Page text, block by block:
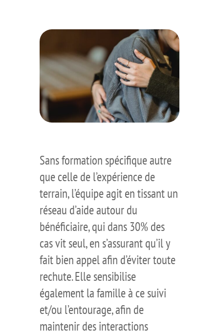
Sans formation spécifique autre
que celle de l’expérience de
terrain, l’équipe agit en tissant un
réseau d’aide autour du
bénéficiaire, qui dans 30% des
cas vit seul, en s’assurant qu’il y
fait bien appel afin d’éviter toute
rechute. Elle sensibilise
également la famille à ce suivi
et/ou l’entourage, afin de
maintenir des interactions